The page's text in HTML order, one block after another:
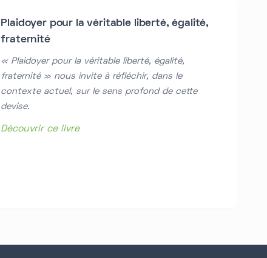
Plaidoyer pour la véritable liberté, égalité,
fraternité
« Plaidoyer pour la véritable liberté, égalité,
fraternité » nous invite à réfléchir, dans le
contexte actuel, sur le sens profond de cette
devise.
Découvrir ce livre